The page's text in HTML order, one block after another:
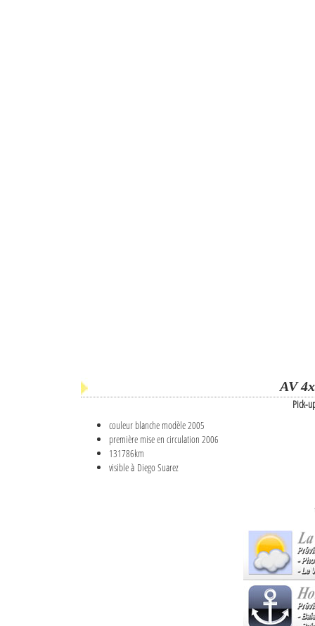
AV
Pick-
couleur blanche modèle 2005
première mise en circulation 2006
131786km
visible à Diego Suarez